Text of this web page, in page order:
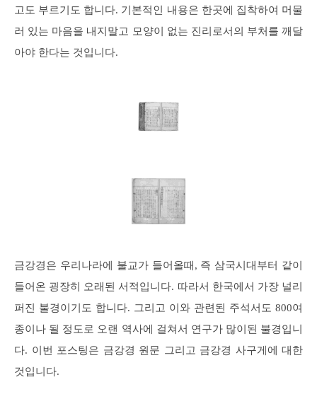
고도 부르기도 합니다. 기본적인 내용은 한곳에 집착하여 머물
러 있는 마음을 내지말고 모양이 없는 진리로서의 부처를 깨달
아야 한다는 것입니다.
금강경은 우리나라에 불교가 들어올때, 즉 삼국시대부터 같이
들어온 굉장히 오래된 서적입니다. 따라서 한국에서 가장 널리
퍼진 불경이기도 합니다. 그리고 이와 관련된 주석서도 800여
종이나 될 정도로 오랜 역사에 걸쳐서 연구가 많이된 불경입니
다. 이번 포스팅은 금강경 원문 그리고 금강경 사구게에 대한
것입니다.